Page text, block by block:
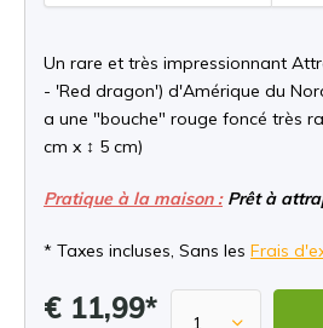
Un rare et très impressionnant
- 'Red dragon') d'Amérique du
a une "bouche" rouge foncé très
cm x ↕ 5 cm)
Pratique à la maison :Prêt à
* Taxes incluses, Sans les Frais
€ 11,99*